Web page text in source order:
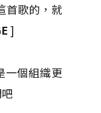
首歌的，就
]
一個組織更